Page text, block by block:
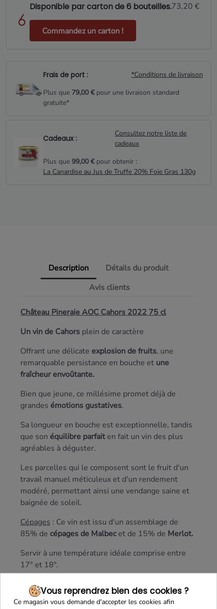
Disponible par carton de 6 bouteilles.73,20 €
Commandez un carton !
Frais de port :
*Conditions de livraison
Plus que 79,00 €pour une livraison standard
gratuite*
Cadeaux :
Consultez notre liste de
cadeaux
Plus que 99,00 €pour obtenir :
La Canardise au Jus de Truffe 20% Foie Gras 130g
Description
Détails du produit
Avis clients
Château Pineraie AOC Cahors 2022 75 cl
Un vin de Cahors plein de caractère
Offrant une délicate explosion de fruits, une
remarquable persistance en bouche et une
fraîcheur envoûtante.
Bien que jeune, ce millésime promet déjà de
grandes émotions gustatives.
Sa longueur en bouche est exceptionnelle, tandis
que son équilibre parfaiten fait un vin des plus
agréables à déguster.
Les parcelles qui le composent sont le fruit d'un
travail manuel méticuleux et d'un rendement
modéré, permettant ainsi une vendange saine et
baignée de soleil.
Cépages : Ce vin est issu d'un assemblage de
85% de cépages de Malbecet de 15% de Merlot.
Servir à une température idéale comprise entre
17° et 18°.
Accords mets et vins : Parfait pour vos plats
cuisine du Sud-Ouest tel que lesConfits,
Vous reprendrez bien des cookies ?
Ce magasin vous demande d'accepter les cookies afin